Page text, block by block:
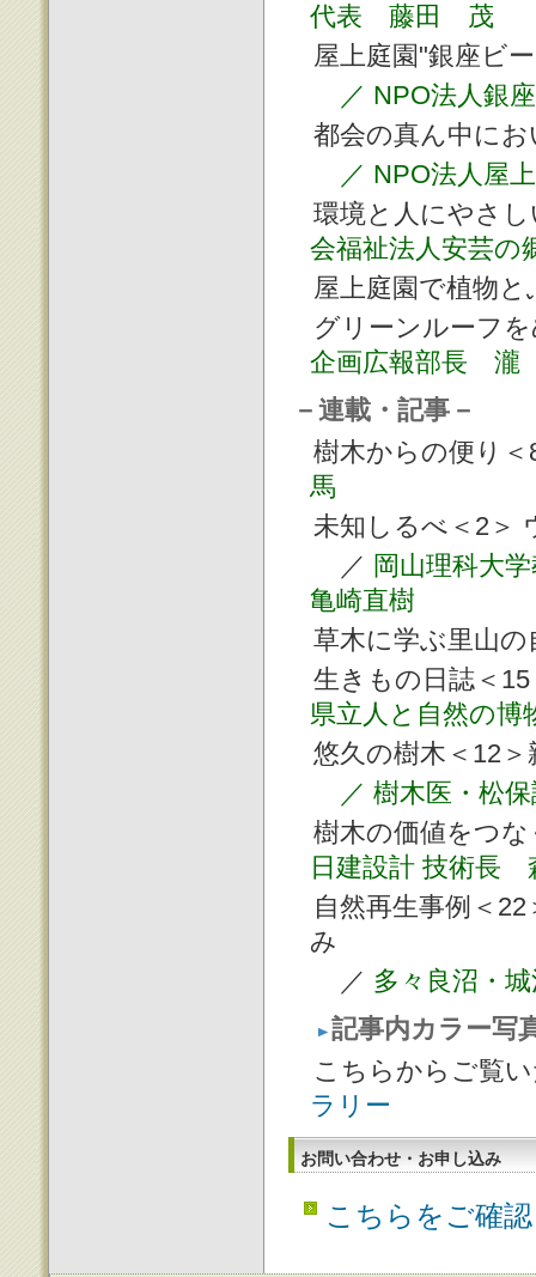
代表 藤田 茂
屋上庭園"銀座ビ
／ NPO法人銀
都会の真ん中に
／ NPO法人屋
環境と人にやさ
会福祉法人安芸
屋上庭園で植物
グリーンルーフ
企画広報部長
－連載・記事－
樹木からの便り
馬
未知しるべ＜2＞
／ 岡山理科大
亀崎直樹
草木に学ぶ里山
生きもの日誌＜
県立人と自然の
悠久の樹木＜12
／ 樹木医・松
樹木の価値をつ
日建設計 技術長
自然再生事例＜
み
／ 多々良沼・
記事内カラー写
こちらからご覧
ラリー
お問い合わせ・お申し込み
こちらをご確